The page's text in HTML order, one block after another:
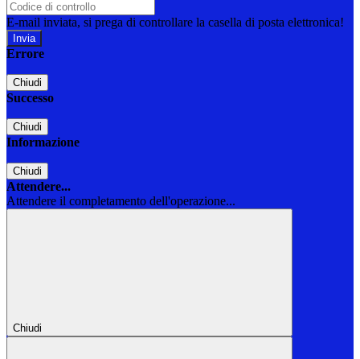
E-mail inviata, si prega di controllare la casella di posta elettronica!
Errore
Chiudi
Successo
Chiudi
Informazione
Chiudi
Attendere...
Attendere il completamento dell'operazione...
Chiudi